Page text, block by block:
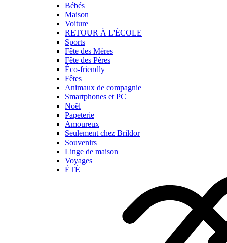
Bébés
Maison
Voiture
RETOUR À L'ÉCOLE
Sports
Fête des Mères
Fête des Pères
Éco-friendly
Fêtes
Animaux de compagnie
Smartphones et PC
Noël
Papeterie
Amoureux
Seulement chez Brildor
Souvenirs
Linge de maison
Voyages
ÉTÉ